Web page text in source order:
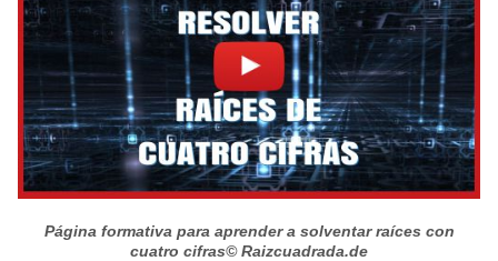
Página formativa para aprender a solventar raíces con
cuatro cifras© Raizcuadrada.de